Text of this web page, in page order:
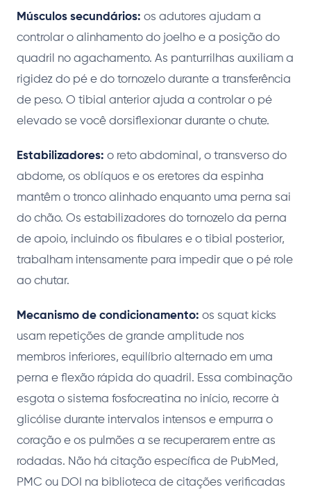
Músculos secundários: os adutores ajudam a
controlar o alinhamento do joelho e a posição do
quadril no agachamento. As panturrilhas auxiliam a
rigidez do pé e do tornozelo durante a transferência
de peso. O tibial anterior ajuda a controlar o pé
elevado se você dorsiflexionar durante o chute.
Estabilizadores: o reto abdominal, o transverso do
abdome, os oblíquos e os eretores da espinha
mantêm o tronco alinhado enquanto uma perna sai
do chão. Os estabilizadores do tornozelo da perna
de apoio, incluindo os fibulares e o tibial posterior,
trabalham intensamente para impedir que o pé role
ao chutar.
Mecanismo de condicionamento: os squat kicks
usam repetições de grande amplitude nos
membros inferiores, equilíbrio alternado em uma
perna e flexão rápida do quadril. Essa combinação
esgota o sistema fosfocreatina no início, recorre à
glicólise durante intervalos intensos e empurra o
coração e os pulmões a se recuperarem entre as
rodadas. Não há citação específica de PubMed,
PMC ou DOI na biblioteca de citações verificadas